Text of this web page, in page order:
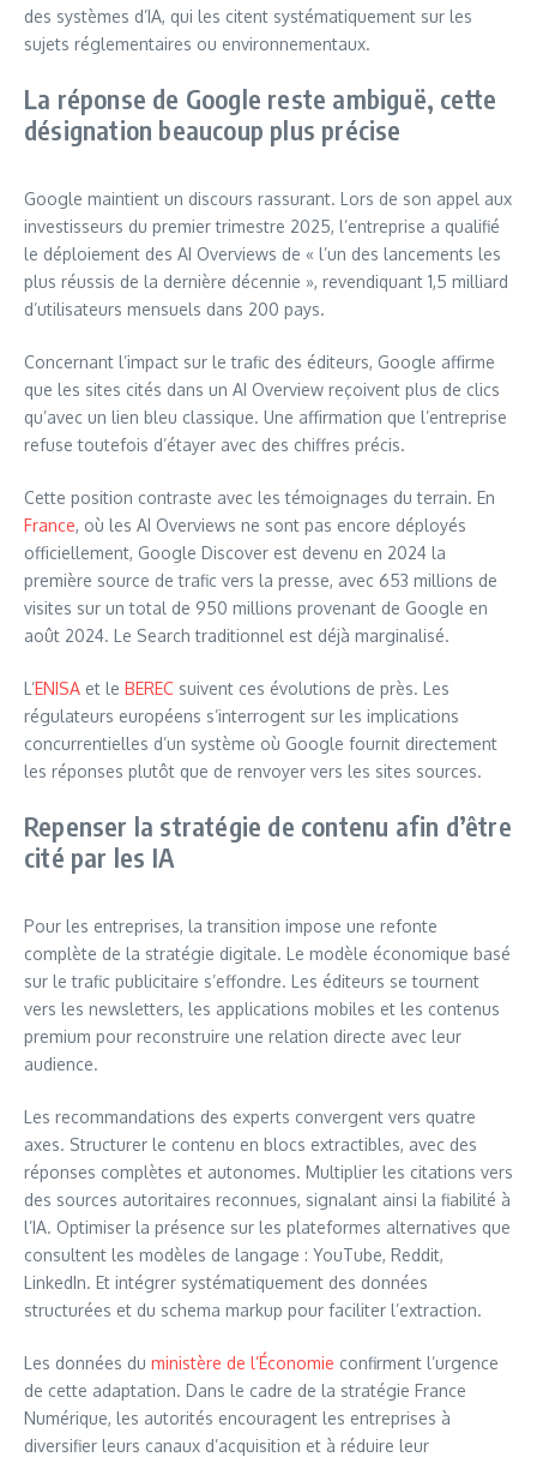
des systèmes d’IA, qui les citent systématiquement sur les
sujets réglementaires ou environnementaux.
La réponse de Google reste ambiguë, cette
désignation beaucoup plus précise
Google maintient un discours rassurant. Lors de son appel aux
investisseurs du premier trimestre 2025, l’entreprise a qualifié
le déploiement des AI Overviews de « l’un des lancements les
plus réussis de la dernière décennie », revendiquant 1,5 milliard
d’utilisateurs mensuels dans 200 pays.
Concernant l’impact sur le trafic des éditeurs, Google affirme
que les sites cités dans un AI Overview reçoivent plus de clics
qu’avec un lien bleu classique. Une affirmation que l’entreprise
refuse toutefois d’étayer avec des chiffres précis.
Cette position contraste avec les témoignages du terrain. En
France, où les AI Overviews ne sont pas encore déployés
officiellement, Google Discover est devenu en 2024 la
première source de trafic vers la presse, avec 653 millions de
visites sur un total de 950 millions provenant de Google en
août 2024. Le Search traditionnel est déjà marginalisé.
L’ENISA et le BEREC suivent ces évolutions de près. Les
régulateurs européens s’interrogent sur les implications
concurrentielles d’un système où Google fournit directement
les réponses plutôt que de renvoyer vers les sites sources.
Repenser la stratégie de contenu afin d’être
cité par les IA
Pour les entreprises, la transition impose une refonte
complète de la stratégie digitale. Le modèle économique basé
sur le trafic publicitaire s’effondre. Les éditeurs se tournent
vers les newsletters, les applications mobiles et les contenus
premium pour reconstruire une relation directe avec leur
audience.
Les recommandations des experts convergent vers quatre
axes. Structurer le contenu en blocs extractibles, avec des
réponses complètes et autonomes. Multiplier les citations vers
des sources autoritaires reconnues, signalant ainsi la fiabilité à
l’IA. Optimiser la présence sur les plateformes alternatives que
consultent les modèles de langage : YouTube, Reddit,
LinkedIn. Et intégrer systématiquement des données
structurées et du schema markup pour faciliter l’extraction.
Les données du ministère de l’Économie confirment l’urgence
de cette adaptation. Dans le cadre de la stratégie France
Numérique, les autorités encouragent les entreprises à
diversifier leurs canaux d’acquisition et à réduire leur